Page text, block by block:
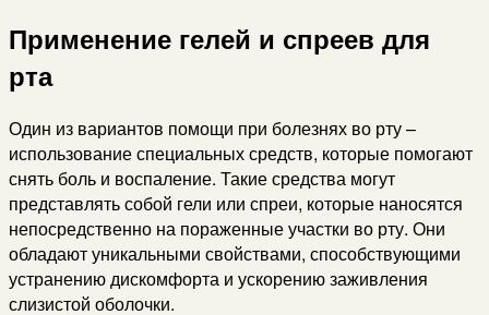
Применение гелей и спреев для
рта
Один из вариантов помощи при болезнях во рту –
использование специальных средств, которые помогают
снять боль и воспаление. Такие средства могут
представлять собой гели или спреи, которые наносятся
непосредственно на пораженные участки во рту. Они
обладают уникальными свойствами, способствующими
устранению дискомфорта и ускорению заживления
слизистой оболочки.